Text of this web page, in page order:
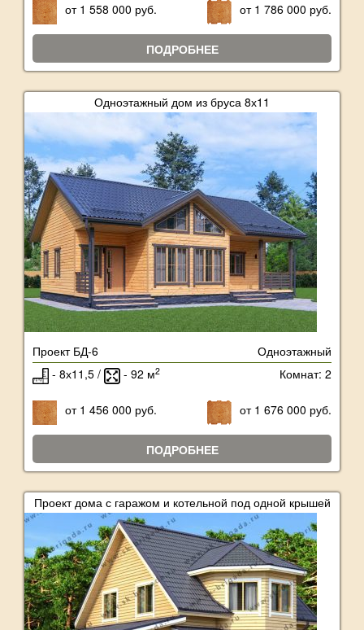
от 1 558 000 руб. от 1 786 000 руб.
ПОДРОБНЕЕ
Одноэтажный дом из бруса 8х11
Проект БД-6
Одноэтажный
- 8х11,5 /
- 92 м2 Комнат: 2
от 1 456 000 руб. от 1 676 000 руб.
ПОДРОБНЕЕ
Проект дома с гаражом и котельной под одной крышей